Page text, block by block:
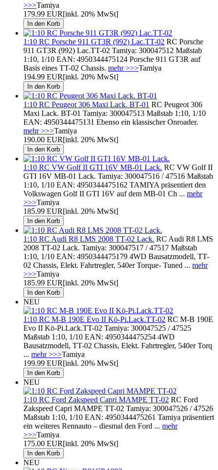
>>>Tamiya
179.99 EUR[inkl. 20% MwSt]
1:10 RC Porsche 911 GT3R (992) Lac.TT-02 RC Porsche
911 GT3R (992) Lac.TT-02 Tamiya: 300047512 Maßstab
1:10, 1/10 EAN: 4950344475124 Porsche 911 GT3R auf
Basis eines TT-02 Chassis. mehr >>>Tamiya
194.99 EUR[inkl. 20% MwSt]
1:10 RC Peugeot 306 Maxi Lack. BT-01 RC Peugeot 306
Maxi Lack. BT-01 Tamiya: 300047513 Maßstab 1:10, 1/10
EAN: 4950344475131 Ebenso ein klassischer Onroader.
mehr >>>Tamiya
190.00 EUR[inkl. 20% MwSt]
1:10 RC VW Golf II GTI 16V MB-01 Lack. RC VW Golf II
GTI 16V MB-01 Lack. Tamiya: 300047516 / 47516 Maßstab
1:10, 1/10 EAN: 4950344475162 TAMIYA präsentiert den
Volkswagen Golf II GTI 16V auf dem MB-01 Ch ... mehr
>>>Tamiya
185.99 EUR[inkl. 20% MwSt]
1:10 RC Audi R8 LMS 2008 TT-02 Lack. RC Audi R8 LMS
2008 TT-02 Lack. Tamiya: 300047517 / 47517 Maßstab
1:10, 1/10 EAN: 4950344475179 4WD Bausatzmodell, TT-
02 Chassis, Elekt. Fahrtregler, 540er Torque- Tuned ... mehr
>>>Tamiya
185.99 EUR[inkl. 20% MwSt]
NEU
1:10 RC M-B 190E Evo II Kö-Pi.Lack.TT-02 RC M-B 190E
Evo II Kö-Pi.Lack.TT-02 Tamiya: 300047525 / 47525
Maßstab 1:10, 1/10 EAN: 4950344475254 4WD
Bausatzmodell, TT-02 Chassis, Elekt. Fahrtregler, 540er Torq
... mehr >>>Tamiya
199.99 EUR[inkl. 20% MwSt]
NEU
1:10 RC Ford Zakspeed Capri MAMPE TT-02 RC Ford
Zakspeed Capri MAMPE TT-02 Tamiya: 300047526 / 47526
Maßstab 1:10, 1/10 EAN: 4950344475261 Tamiya präsentiert
ein weiteres Rennauto – diesmal den Ford ... mehr
>>>Tamiya
175.00 EUR[inkl. 20% MwSt]
NEU